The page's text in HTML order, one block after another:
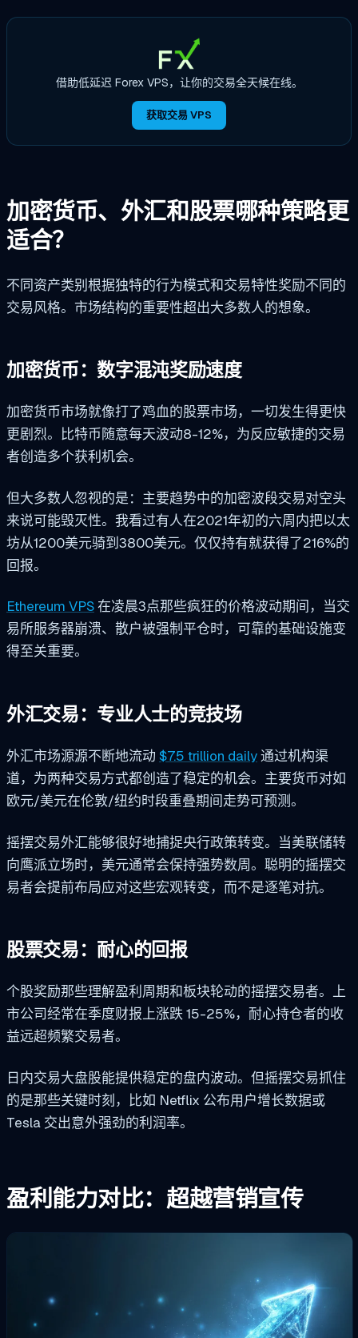
借助低延迟 Forex VPS，让你的交易全天候在线。
获取交易 VPS
加密货币、外汇和股票哪种策略更
适合？
不同资产类别根据独特的行为模式和交易特性奖励不同的
交易风格。市场结构的重要性超出大多数人的想象。
加密货币：数字混沌奖励速度
加密货币市场就像打了鸡血的股票市场，一切发生得更快
更剧烈。比特币随意每天波动8-12%，为反应敏捷的交易
者创造多个获利机会。
但大多数人忽视的是：主要趋势中的加密波段交易对空头
来说可能毁灭性。我看过有人在2021年初的六周内把以太
坊从1200美元骑到3800美元。仅仅持有就获得了216%的
回报。
Ethereum VPS在凌晨3点那些疯狂的价格波动期间，当交
易所服务器崩溃、散户被强制平仓时，可靠的基础设施变
得至关重要。
外汇交易：专业人士的竞技场
外汇市场源源不断地流动 $7.5 trillion daily通过机构渠
道，为两种交易方式都创造了稳定的机会。主要货币对如
欧元/美元在伦敦/纽约时段重叠期间走势可预测。
摇摆交易外汇能够很好地捕捉央行政策转变。当美联储转
向鹰派立场时，美元通常会保持强势数周。聪明的摇摆交
易者会提前布局应对这些宏观转变，而不是逐笔对抗。
股票交易：耐心的回报
个股奖励那些理解盈利周期和板块轮动的摇摆交易者。上
市公司经常在季度财报上涨跌 15-25%，耐心持仓者的收
益远超频繁交易者。
日内交易大盘股能提供稳定的盘内波动。但摇摆交易抓住
的是那些关键时刻，比如 Netflix 公布用户增长数据或
Tesla 交出意外强劲的利润率。
盈利能力对比：超越营销宣传